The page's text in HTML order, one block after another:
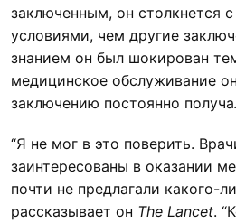
заключенным, он столкнется
условиями, чем другие
знанием он был шокирован
медицинское обслуживание
заключению постоянно
“Я не мог в это поверить.
заинтересованы в оказании
почти не предлагали какого-
рассказывает он The Lancet.